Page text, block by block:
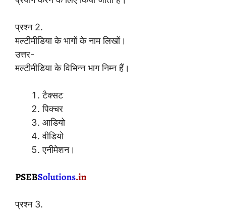
प्रश्न 2.
मल्टीमीडिया के भागों के नाम लिखों।
उत्तर-
मल्टीमीडिया के विभिन्न भाग निम्न हैं।
टैक्सट
पिक्चर
आडियो
वीडियो
एनीमेशन।
प्रश्न 3.